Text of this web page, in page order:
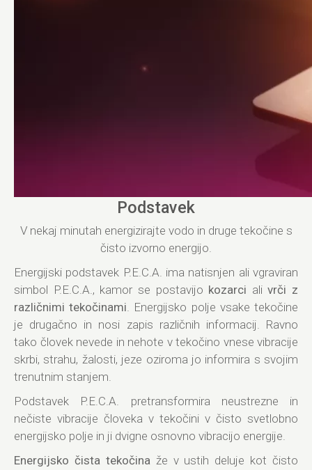
Podstavek
V nekaj minutah energizirajte vodo in druge tekočine s
čisto izvorno energijo.
Energijski podstavek P.E.C.A. ima natisnjen ali vgraviran
simbol P.E.C.A., kamor se postavijo kozarci alivrči z
različnimi tekočinami. Energijsko polje vsake tekočine
je drugačno in nosi zapis različnih informacij. Ravno
tako človek nevede in nehote v tekočino vnese vibracije
skrbi, strahu, žalosti, jeze oziroma jo informira s svojim
trenutnim stanjem.
Podstavek P.E.C.A. pretransformira neustrezne in
nečiste vibracije človeka v tekočini v čisto svetlobno
energijsko polje in ji dvigne osnovno vibracijo energije.
Energijsko čista tekočinaže v ustih deluje kot čisto